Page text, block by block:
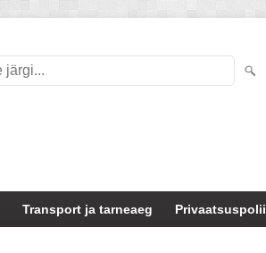
Transport ja tarneaeg